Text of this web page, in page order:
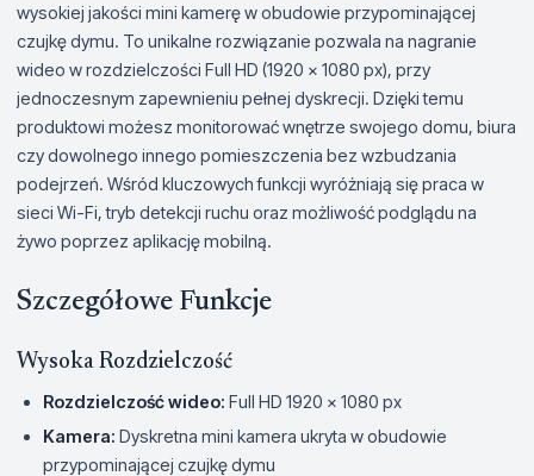
wysokiej jakości mini kamerę w obudowie przypominającej
czujkę dymu. To unikalne rozwiązanie pozwala na nagranie
wideo w rozdzielczości Full HD (1920 x 1080 px), przy
jednoczesnym zapewnieniu pełnej dyskrecji. Dzięki temu
produktowi możesz monitorować wnętrze swojego domu, biura
czy dowolnego innego pomieszczenia bez wzbudzania
podejrzeń. Wśród kluczowych funkcji wyróżniają się praca w
sieci Wi-Fi, tryb detekcji ruchu oraz możliwość podglądu na
żywo poprzez aplikację mobilną.
Szczegółowe Funkcje
Wysoka Rozdzielczość
Rozdzielczość wideo: Full HD 1920 x 1080 px
Kamera: Dyskretna mini kamera ukryta w obudowie
przypominającej czujkę dymu